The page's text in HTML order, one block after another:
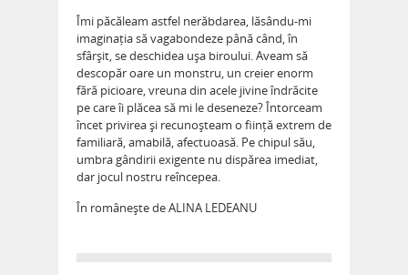
Îmi păcăleam astfel nerăbdarea, lăsându-mi
imaginația să vagabondeze până când, în
sfârșit, se deschidea ușa biroului. Aveam să
descopăr oare un monstru, un creier enorm
fără picioare, vreuna din acele jivine îndrăcite
pe care îi plăcea să mi le deseneze? Întorceam
încet privirea și recunoșteam o ființă extrem de
familiară, amabilă, afectuoasă. Pe chipul său,
umbra gândirii exigente nu dispărea imediat,
dar jocul nostru reîncepea.
În românește de ALINA LEDEANU